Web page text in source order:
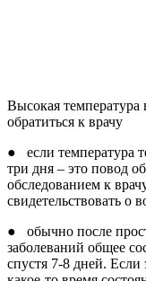
Высокая
обратиться к врачу
● если температура
три дня – это повод
обследованием к
свидетельствовать о
● обычно после
заболеваний общее
спустя 7-8 дней. Если